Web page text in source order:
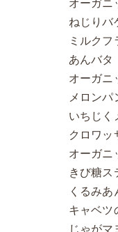
オーガニ
ねじりバ
ミルクフ
あんバタ
オーガニ
メロンパ
いちじく
クロワッ
オーガニ
きび糖ス
くるみあ
キャベツ
じゃがマ